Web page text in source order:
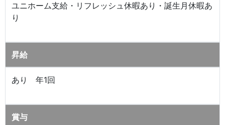
ユニホーム支給・リフレッシュ休暇あり・誕生月休暇あ
り
昇給
あり 年1回
賞与